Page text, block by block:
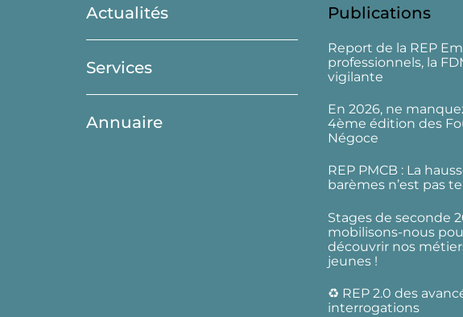
Top
Actualités
Services
Annuaire
Publications
Report de la REP
professionnels, la
vigilante
En 2026, ne
4ème édition des
Négoce
REP PMCB : La
barèmes n’est pas
Stages de seconde
mobilisons-nous
découvrir nos
jeunes !
♻️ REP 2.0 des
interrogations